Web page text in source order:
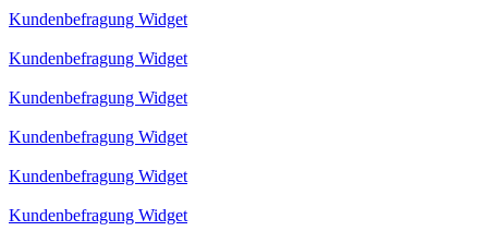
Kundenbefragung Widget
Kundenbefragung Widget
Kundenbefragung Widget
Kundenbefragung Widget
Kundenbefragung Widget
Kundenbefragung Widget